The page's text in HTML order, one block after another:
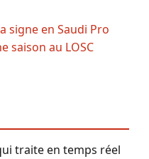
signe en Saudi Pro
saison au LOSC
traite en temps réel